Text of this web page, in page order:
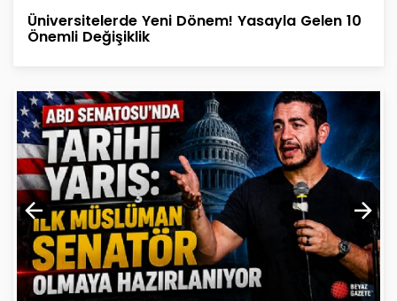
Üniversitelerde Yeni Dönem! Yasayla Gelen 10
Önemli Değişiklik